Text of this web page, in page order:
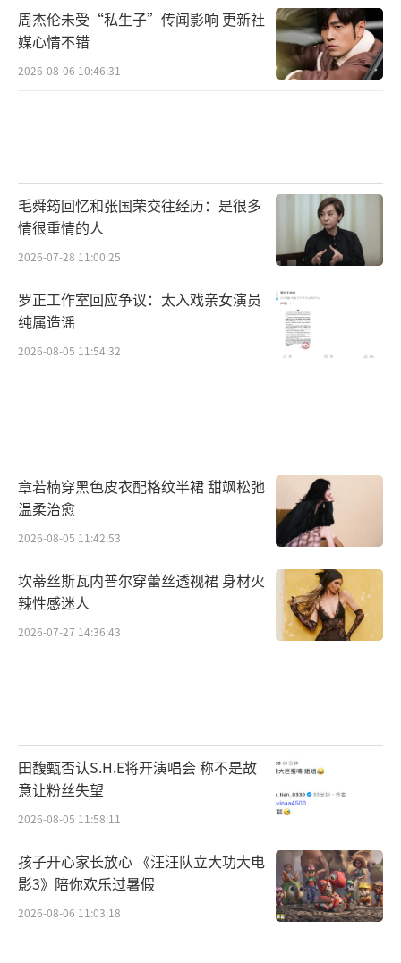
周杰伦未受“私生子”传闻影响 更新社
媒心情不错
2026-08-06 10:46:31
毛舜筠回忆和张国荣交往经历：是很多
情很重情的人
2026-07-28 11:00:25
罗正工作室回应争议：太入戏亲女演员
纯属造谣
2026-08-05 11:54:32
章若楠穿黑色皮衣配格纹半裙 甜飒松弛
温柔治愈
2026-08-05 11:42:53
坎蒂丝斯瓦内普尔穿蕾丝透视裙 身材火
辣性感迷人
2026-07-27 14:36:43
田馥甄否认S.H.E将开演唱会 称不是故
意让粉丝失望
2026-08-05 11:58:11
孩子开心家长放心 《汪汪队立大功大电
影3》陪你欢乐过暑假
2026-08-06 11:03:18